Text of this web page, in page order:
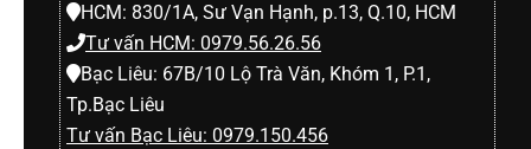
HCM: 830/1A, Sư Vạn Hạnh, p.13, Q.10, HCM
Tư vấn HCM: 0979.56.26.56
Bạc Liêu: 67B/10 Lộ Trà Văn, Khóm 1, P.1,
Tp.Bạc Liêu
Tư vấn Bạc Liêu: 0979.150.456